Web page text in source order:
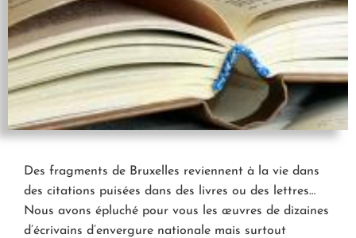
Des fragments de Bruxelles reviennent à la vie dans
des citations puisées dans des livres ou des lettres…
Nous avons épluché pour vous les œuvres de dizaines
d’écrivains d’envergure nationale mais surtout